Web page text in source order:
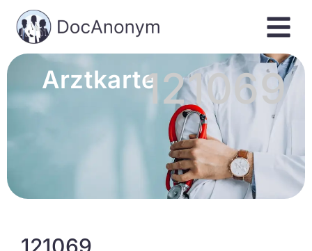
Arztkarte121069